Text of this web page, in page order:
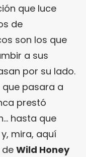
que luce
de
son los que
a sus
por su lado.
que pasara a
prestó
hasta que
mira, aquí
Wild Honey